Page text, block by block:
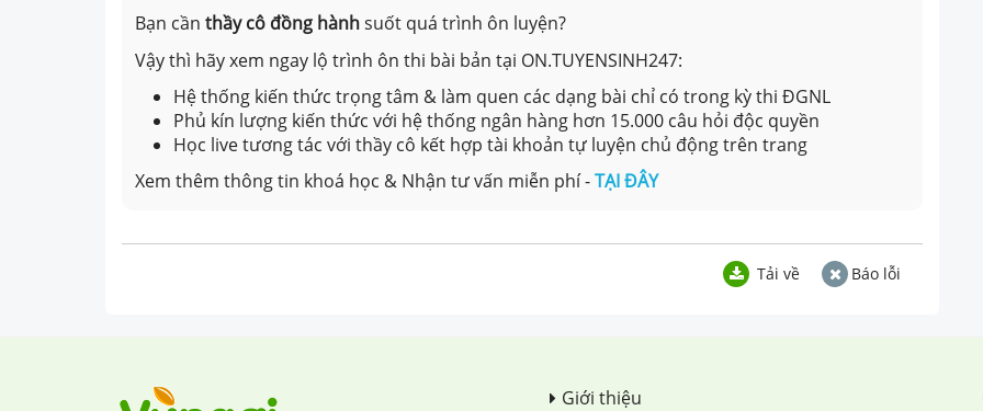
Bạn cần thầy cô đồng hànhsuốt quá trình ôn luyện?
Vậy thì hãy xem ngay lộ trình ôn thi bài bản tại ON.TUYENSINH247:
Hệ thống kiến thức trọng tâm & làm quen các dạng bài chỉ có trong kỳ thi ĐGNL
Phủ kín lượng kiến thức với hệ thống ngân hàng hơn 15.000 câu hỏi độc quyền
Học live tương tác với thầy cô kết hợp tài khoản tự luyện chủ động trên trang
Xem thêm thông tin khoá học & Nhận tư vấn miễn phí -TẠI ĐÂY
Tải về Báo lỗi
Giới thiệu